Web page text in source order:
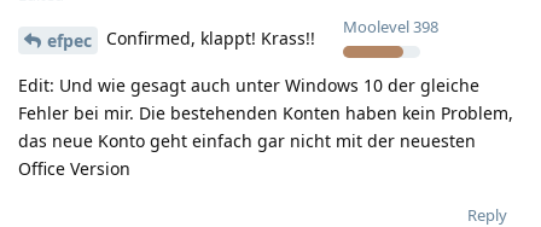
Moolevel398
efpec Confirmed, klappt! Krass!!
Edit: Und wie gesagt auch unter Windows 10 der gleiche
Fehler bei mir. Die bestehenden Konten haben kein Problem,
das neue Konto geht einfach gar nicht mit der neuesten
Office Version
Reply